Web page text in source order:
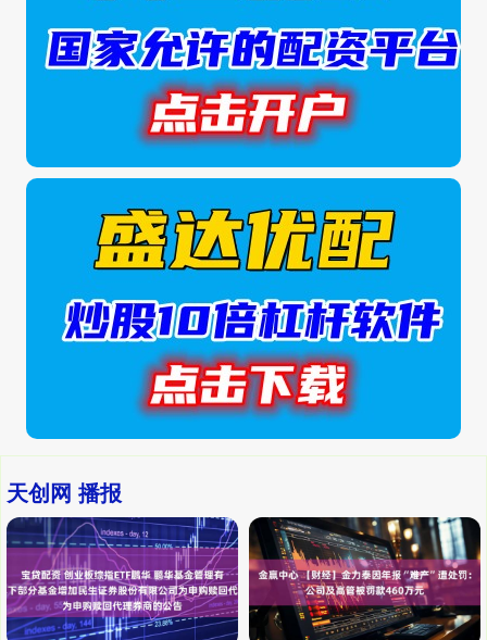
天创网 播报